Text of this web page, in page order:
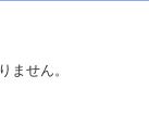
せん。